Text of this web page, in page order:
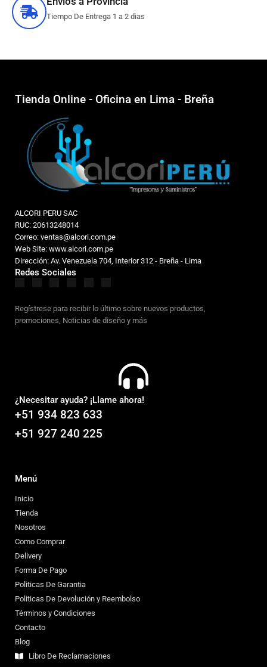
Tiempo De Entrega 1 a 2 dias
Tienda Online - Oficina en Lima - Breña
ALCORI PERU SAC
RUC: 20613248014
Correo: ventas@alcori.com.pe
Web Site: www.alcori.com.pe
Dirección: Av. Venezuela 704, Interior 312 - Breña - Lima
Redes Sociales
Regístrese para recibir lo último sobre nuevos productos,
promociones, Noticias de diseño y más
¿Necesitar ayuda? ¡Llame ahora!
+51 934 823 633
+51 927 240 225
Menú
Inicio
Tienda
Nosotros
Como Comprar
Delivery
Forma De Pago
Politicas De Garantia
Politicas De Devolución y Reembolso
Términos y Condiciones
Contacto
Blog
Libro De Reclamaciones